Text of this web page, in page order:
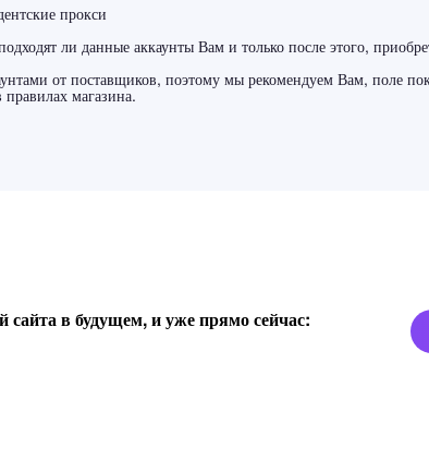
прокси
ли данные аккаунты Вам и только после этого,
от поставщиков, поэтому мы рекомендуем Вам, поле
магазина.
в будущем, и уже прямо сейчас: